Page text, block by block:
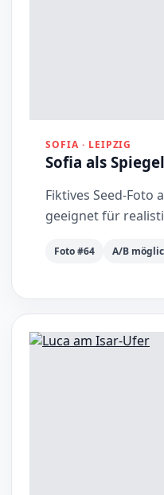
SOFIA · LEIPZIG
Sofia als
Fiktives Seed-Foto
geeignet für
Foto #64 A/B